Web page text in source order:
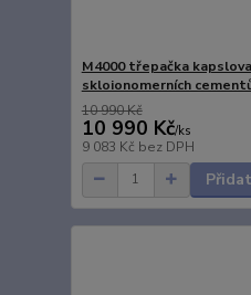
M4000 třepačka
skloionomerních
10 990 Kč
10 990 Kč/ks
9 083 Kč bez DPH